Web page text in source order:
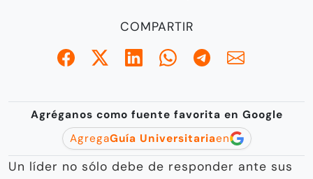
COMPARTIR
Agréganos como fuente favorita en Google
AgregaGuía Universitariaen
Un líder no sólo debe de responder ante sus